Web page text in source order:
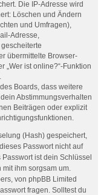
Die IP-Adresse wird
Löschen und Ändern
und Umfragen),
Adresse,
übermittelte Browser-
„Wer ist online?“-Funktion
Boards, dass weitere
Abstimmungsverhalten
Beiträgen oder explizit
(Hash) gespeichert,
Passwort nicht auf
ist dein Schlüssel
ihm sorgsam um.
von phpBB Limited
fragen. Solltest du